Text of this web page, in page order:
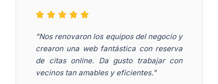
"Nos renovaron los equipos del negocio y
crearon una web fantástica con reserva
de citas online. Da gusto trabajar con
vecinos tan amables y eficientes."